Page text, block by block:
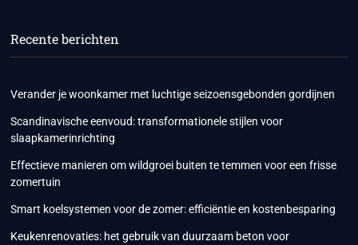
Recente berichten
Verander je woonkamer met luchtige seizoensgebonden gordijnen
Scandinavische eenvoud: transformationele stijlen voor
slaapkamerinrichting
Effectieve manieren om wildgroei buiten te temmen voor een frisse
zomertuin
Smart koelsystemen voor de zomer: efficiëntie en kostenbesparing
Keukenrenovaties: het gebruik van duurzaam beton voor